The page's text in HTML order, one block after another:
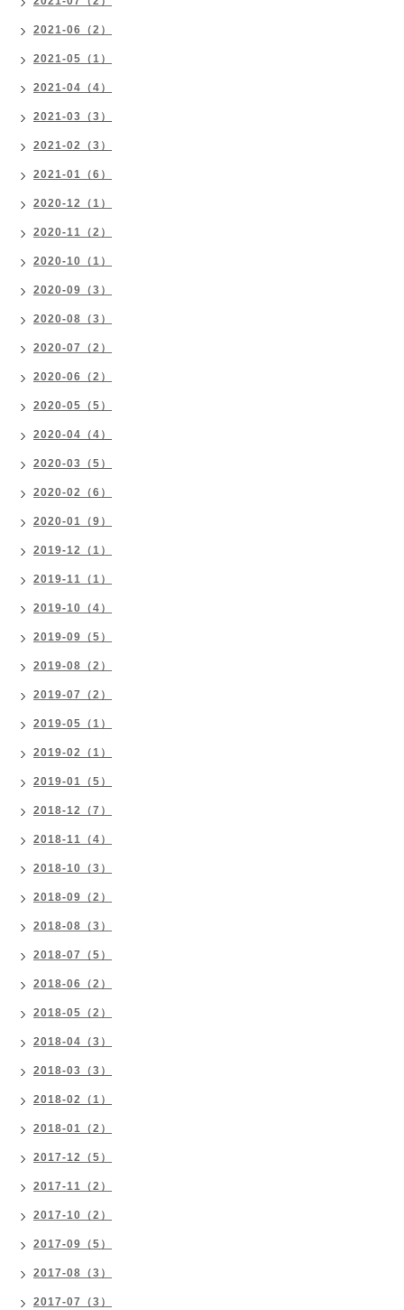
2021-06（2）
2021-05（1）
2021-04（4）
2021-03（3）
2021-02（3）
2021-01（6）
2020-12（1）
2020-11（2）
2020-10（1）
2020-09（3）
2020-08（3）
2020-07（2）
2020-06（2）
2020-05（5）
2020-04（4）
2020-03（5）
2020-02（6）
2020-01（9）
2019-12（1）
2019-11（1）
2019-10（4）
2019-09（5）
2019-08（2）
2019-07（2）
2019-05（1）
2019-02（1）
2019-01（5）
2018-12（7）
2018-11（4）
2018-10（3）
2018-09（2）
2018-08（3）
2018-07（5）
2018-06（2）
2018-05（2）
2018-04（3）
2018-03（3）
2018-02（1）
2018-01（2）
2017-12（5）
2017-11（2）
2017-10（2）
2017-09（5）
2017-08（3）
2017-07（3）